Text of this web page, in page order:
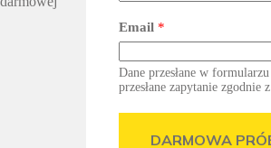
Email *
Dane przesłane w
przesłane zapytanie
DARMOWA